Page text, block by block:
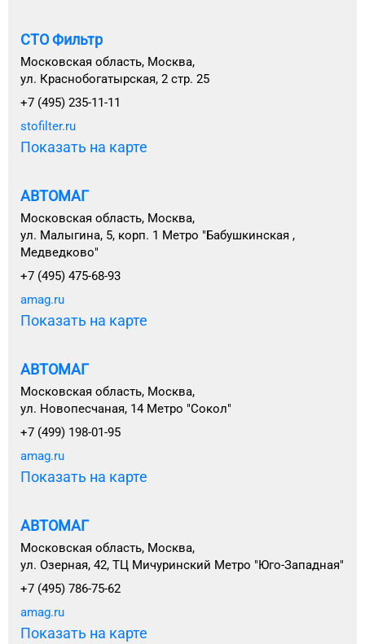
СТО Фильтр
Московская область, Москва,
ул. Краснобогатырская, 2 стр. 25
+7 (495) 235-11-11
stofilter.ru
Показать на карте
АВТОМАГ
Московская область, Москва,
ул. Малыгина, 5, корп. 1 Метро "Бабушкинская ,
Медведково"
+7 (495) 475-68-93
amag.ru
Показать на карте
АВТОМАГ
Московская область, Москва,
ул. Новопесчаная, 14 Метро "Сокол"
+7 (499) 198-01-95
amag.ru
Показать на карте
АВТОМАГ
Московская область, Москва,
ул. Озерная, 42, ТЦ Мичуринский Метро "Юго-Западная"
+7 (495) 786-75-62
amag.ru
Показать на карте